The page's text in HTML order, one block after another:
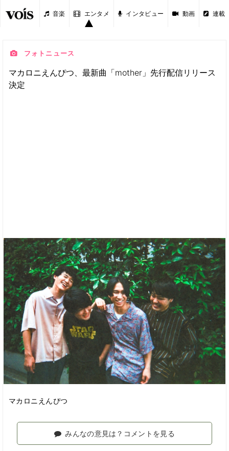
音楽 エンタメ インタビュー 動画 連載
フォトニュース
マカロニえんぴつ、最新曲「mother」先行配信リリース
決定
マカロニえんぴつ
みんなの意見は？コメントを見る